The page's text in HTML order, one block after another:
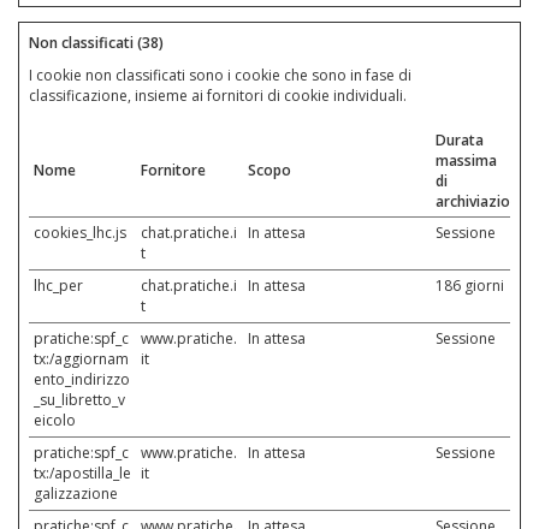
Non classificati (38)
I cookie non classificati sono i cookie che sono in fase di
classificazione, insieme ai fornitori di cookie individuali.
Nome Fornitore Scopo
Durata
massima
di
archiviazione
cookies_lhc.js
chat.pratiche.i
t
In attesa Sessione
lhc_per
chat.pratiche.i
t
In attesa 186 giorni
pratiche:spf_c
tx:/aggiornam
ento_indirizzo
_su_libretto_v
eicolo
www.pratiche.
it
In attesa Sessione
pratiche:spf_c
tx:/apostilla_le
galizzazione
www.pratiche.
it
In attesa Sessione